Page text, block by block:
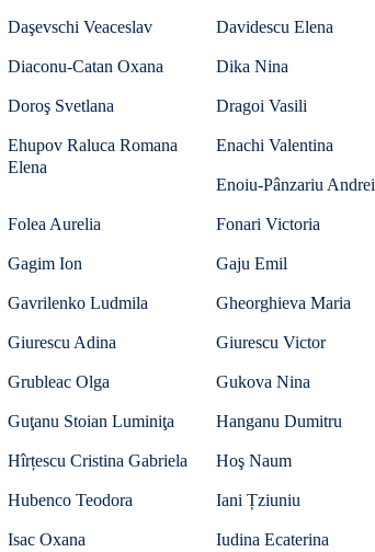
Daşevschi Veaceslav Davidescu Elena
Diaconu-Catan Oxana Dika Nina
Doroş Svetlana Dragoi Vasili
Ehupov Raluca Romana
Elena
Enachi Valentina
Enoiu-Pânzariu Andrei
Folea Aurelia Fonari Victoria
Gagim Ion Gaju Emil
Gavrilenko Ludmila Gheorghieva Maria
Giurescu Adina Giurescu Victor
Grubleac Olga Gukova Nina
Guţanu Stoian Luminiţa Hanganu Dumitru
Hîrțescu Cristina Gabriela Hoş Naum
Hubenco Teodora Iani Țziuniu
Isac Oxana Iudina Ecaterina